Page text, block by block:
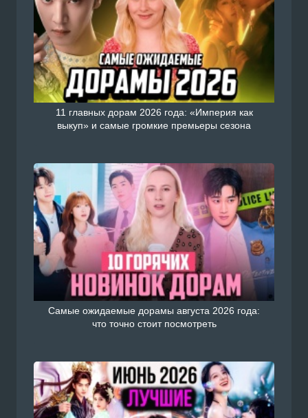
11 главных дорам 2026 года: «Империя как
выкуп» и самые громкие премьеры сезона
Самые ожидаемые дорамы августа 2026 года:
что точно стоит посмотреть